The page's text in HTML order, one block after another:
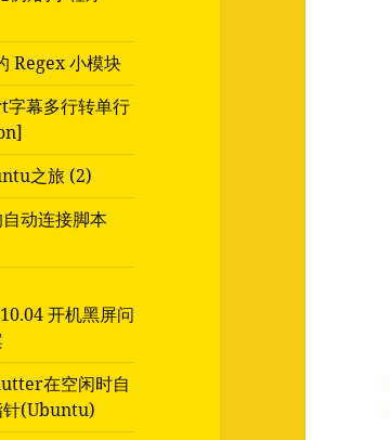
Regex 小模块
字幕多行转单行
之旅 (2)
动连接脚本
开机黑屏问
在空闲时自
针(Ubuntu)